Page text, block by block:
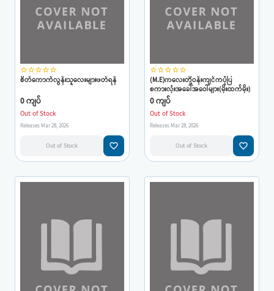
star_borderstar_borderstar_borderstar_borderstar_border
စိတ်ကောက်လွန်းသူလေးများဖတ်ရန်
0 ကျပ်
Out of Stock
Releases Mar 28, 2026
Out of Stock favorite_border
star_borderstar_borderstar_borderstar_borderstar_border
(M.E)ကလေးတို့ဝန်းကျင်ကပုံပြ
စကားလုံးအခေါ်အဝေါ်များ(မိုးထက်မိုး)
0 ကျပ်
Out of Stock
Releases Mar 28, 2026
Out of Stock favorite_border